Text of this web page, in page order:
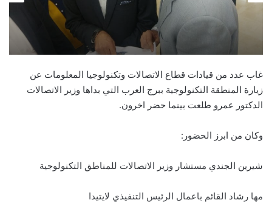
غاب عدد من قيادات قطاع الاتصالات وتكنولوجيا المعلومات عن
زيارة المنطقة التكنولوجية ببرج العرب التي بداها وزير الاتصالات
الدكتور عمرو طلعت بينما حضر اخرون.
وكان من ابرز الحضور:
شيرين الجندي مستشار وزير الاتصالات للمناطق التكنولوجية
مها رشاد القائم باعمال الرئيس التنفيذي لايتيدا